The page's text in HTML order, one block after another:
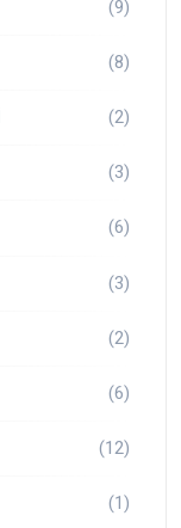
(9)
(8)
(2)
(3)
(6)
(3)
(2)
(6)
(12)
(1)